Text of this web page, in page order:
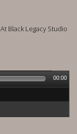
Black Legacy Studio
00:00